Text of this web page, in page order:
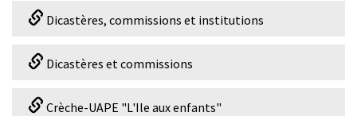
Dicastères, commissions et institutions
Dicastères et commissions
Crèche-UAPE "L'Ile aux enfants"